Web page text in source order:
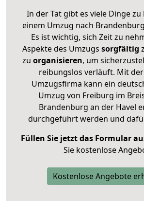
In der Tat gibt es viele Dinge
einem Umzug nach
Es ist wichtig, sich Zeit zu
Aspekte des Umzugs sorgfältig
zu organisieren, um
reibungslos verläuft. Mit
Umzugsfirma kann ein
Umzug von Freiburg im
Brandenburg an der Havel
durchgeführt werden und
Füllen Sie jetzt das Formular
Sie kostenlose
Kostenlose Angebote